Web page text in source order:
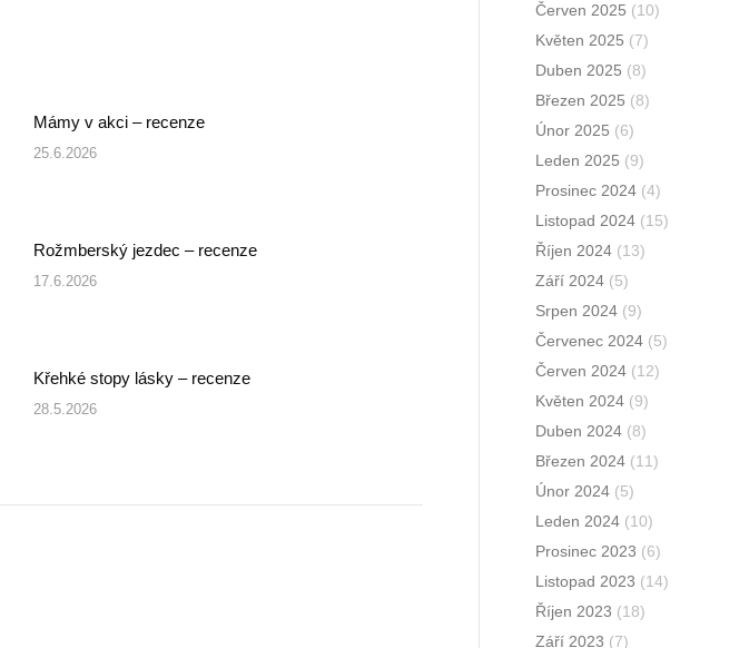
Mámy v akci – recenze
25.6.2026
Rožmberský jezdec – recenze
17.6.2026
Křehké stopy lásky – recenze
28.5.2026
Červen 2025 (10)
Květen 2025 (7)
Duben 2025 (8)
Březen 2025 (8)
Únor 2025 (6)
Leden 2025 (9)
Prosinec 2024 (4)
Listopad 2024 (15)
Říjen 2024 (13)
Září 2024 (5)
Srpen 2024 (9)
Červenec 2024 (5)
Červen 2024 (12)
Květen 2024 (9)
Duben 2024 (8)
Březen 2024 (11)
Únor 2024 (5)
Leden 2024 (10)
Prosinec 2023 (6)
Listopad 2023 (14)
Říjen 2023 (18)
Září 2023 (7)